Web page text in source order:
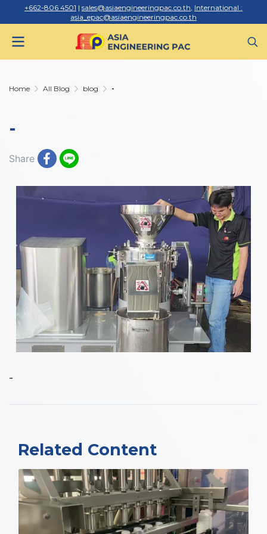
+662-806 4501 | sales@asiaengineeringpac.co.th, International :
asia_epac@asiaengineeringpac.co.th
Home All Blog blog -
-
Share
-
Related Content